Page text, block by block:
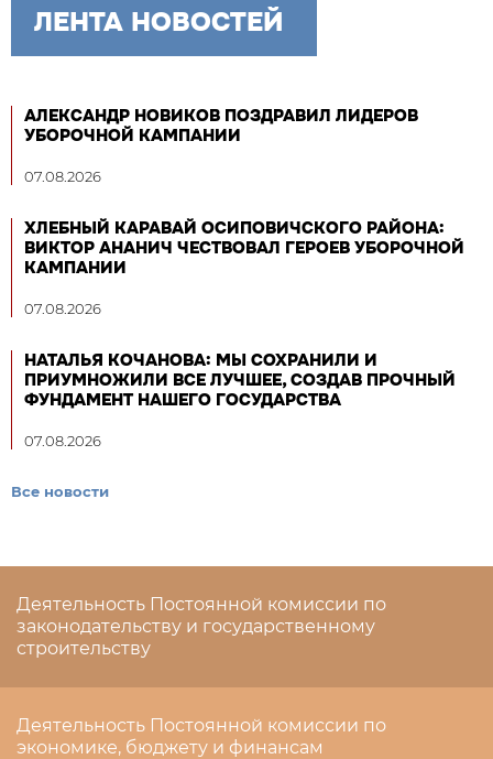
ЛЕНТА НОВОСТЕЙ
АЛЕКСАНДР НОВИКОВ ПОЗДРАВИЛ ЛИДЕРОВ
УБОРОЧНОЙ КАМПАНИИ
07.08.2026
ХЛЕБНЫЙ КАРАВАЙ ОСИПОВИЧСКОГО РАЙОНА:
ВИКТОР АНАНИЧ ЧЕСТВОВАЛ ГЕРОЕВ УБОРОЧНОЙ
КАМПАНИИ
07.08.2026
НАТАЛЬЯ КОЧАНОВА: МЫ СОХРАНИЛИ И
ПРИУМНОЖИЛИ ВСЕ ЛУЧШЕЕ, СОЗДАВ ПРОЧНЫЙ
ФУНДАМЕНТ НАШЕГО ГОСУДАРСТВА
07.08.2026
Все новости
Деятельность Постоянной комиссии по
законодательству и государственному
строительству
Деятельность Постоянной комиссии по
экономике, бюджету и финансам